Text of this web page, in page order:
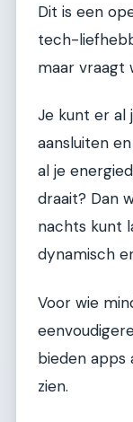
Dit is een
tech-
maar vraagt
Je kunt er al
aansluiten
al je
draait? Dan
nachts kunt
dynamisch
Voor wie
bieden apps
zien.